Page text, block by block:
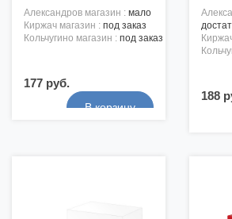
александров магазин : мало
киржач магазин : под заказ
кольчугино магазин : под заказ
177 руб.
188